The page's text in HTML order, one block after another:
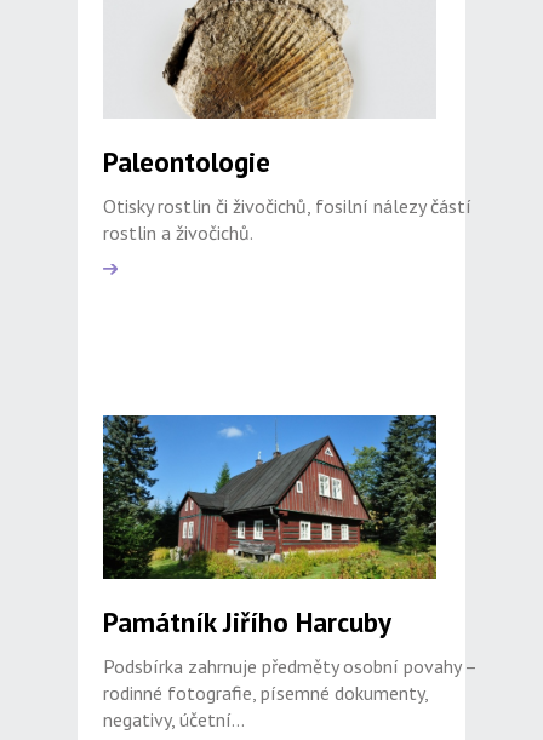
Paleontologie
Otisky rostlin či živočichů, fosilní nálezy částí
rostlin a živočichů.
Památník Jiřího Harcuby
Podsbírka zahrnuje předměty osobní povahy –
rodinné fotografie, písemné dokumenty,
negativy, účetní...